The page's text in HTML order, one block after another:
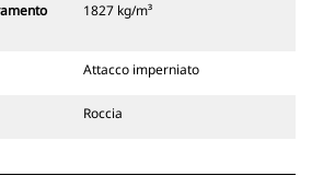
1827 kg/m³
Attacco imperniato
Roccia